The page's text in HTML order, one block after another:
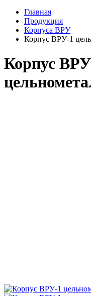
Главная
Продукция
Корпуса ВРУ
Корпус ВРУ-1
Корпус